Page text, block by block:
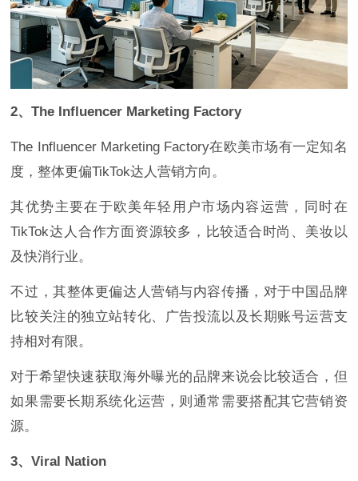
2、The Influencer Marketing Factory
The Influencer Marketing Factory在欧美市场有一定知名
度，整体更偏TikTok达人营销方向。
其优势主要在于欧美年轻用户市场内容运营，同时在
TikTok达人合作方面资源较多，比较适合时尚、美妆以
及快消行业。
不过，其整体更偏达人营销与内容传播，对于中国品牌
比较关注的独立站转化、广告投流以及长期账号运营支
持相对有限。
对于希望快速获取海外曝光的品牌来说会比较适合，但
如果需要长期系统化运营，则通常需要搭配其它营销资
源。
3、Viral Nation